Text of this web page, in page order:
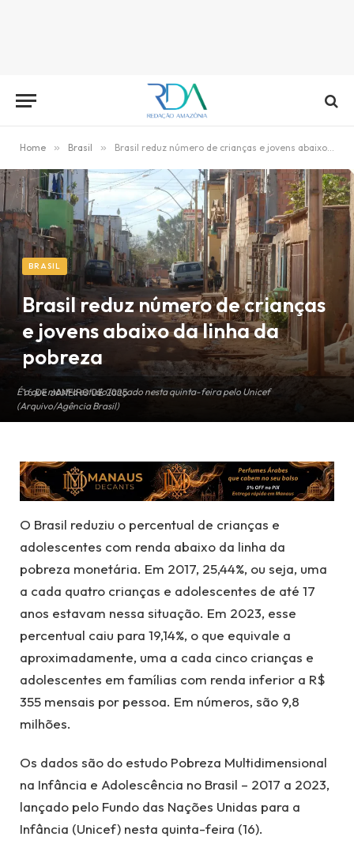
Home » Brasil » Brasil reduz número de crianças e jovens abaixo da linha da pobreza
É o que mostra estudo lançado nesta quinta-feira pelo Unicef
(Arquivo/Agência Brasil)
BRASIL
Brasil reduz número de crianças
e jovens abaixo da linha da
pobreza
16 DE JANEIRO DE 2025
O Brasil reduziu o percentual de crianças e
adolescentes com renda abaixo da linha da
pobreza monetária. Em 2017, 25,44%, ou seja, uma
a cada quatro crianças e adolescentes de até 17
anos estavam nessa situação. Em 2023, esse
percentual caiu para 19,14%, o que equivale a
aproximadamente, uma a cada cinco crianças e
adolescentes em famílias com renda inferior a R$
355 mensais por pessoa. Em números, são 9,8
milhões.
Os dados são do estudo Pobreza Multidimensional
na Infância e Adolescência no Brasil – 2017 a 2023,
lançado pelo Fundo das Nações Unidas para a
Infância (Unicef) nesta quinta-feira (16).